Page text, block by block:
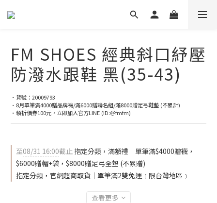
FM SHOES 經典斜口紓壓
防潑水跟鞋 黑(35-43)
•貨號：20009793
•8月單筆滿4000贈品牌襪/滿6000贈聯名組/滿8000贈足弓鞋墊 (不累計)
•領折價券100元，立即加入官方LINE (ID:＠fmfm)
至08/31 16:00截止 指定分類，滿額禮｜單筆滿$4000贈襪，
$6000贈帽+袋，$8000贈足弓全墊 (不累贈)
指定分類，官網超商取貨｜單筆滿2雙免運﹝限台灣地區﹞
查看更多